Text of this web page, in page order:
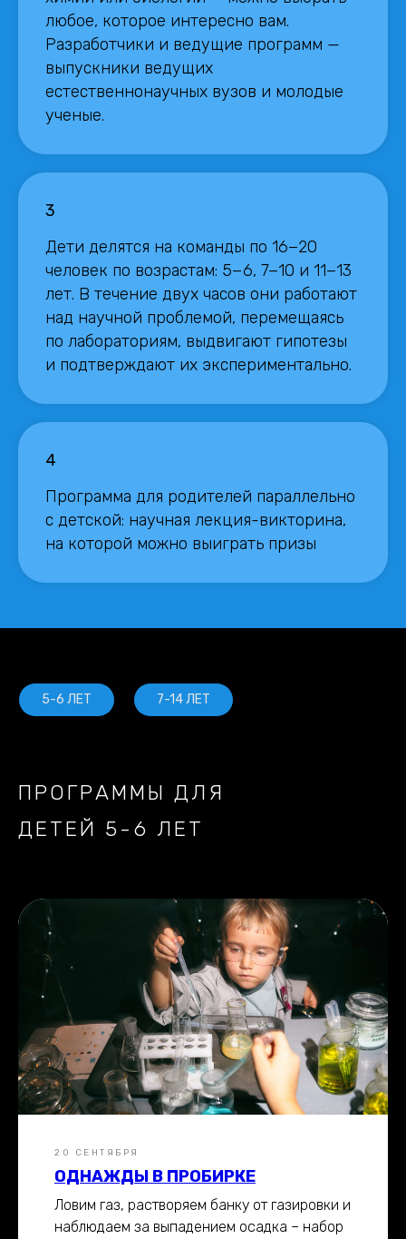
любое, которое интересно вам.
Разработчики и ведущие программ —
выпускники ведущих
естественнонаучных вузов и молодые
ученые.
3
Дети делятся на команды по 16−20
человек по возрастам: 5−6, 7−10 и 11−13
лет. В течение двух часов они работают
над научной проблемой, перемещаясь
по лабораториям, выдвигают гипотезы
и подтверждают их экспериментально.
4
Программа для родителей параллельно
с детской: научная лекция-викторина,
на которой можно выиграть призы
5-6 ЛЕТ 7-14 ЛЕТ
ПРОГРАММЫ ДЛЯ
ДЕТЕЙ 5-6 ЛЕТ
20 СЕНТЯБРЯ
ОДНАЖДЫ В ПРОБИРКЕ
Ловим газ, растворяем банку от газировки и
наблюдаем за выпадением осадка – набор